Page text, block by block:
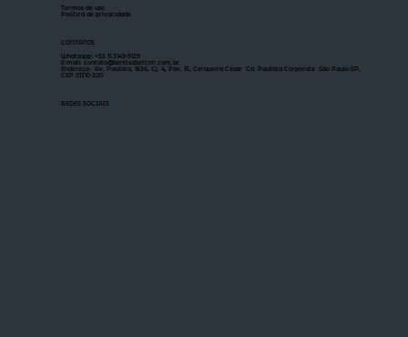
Termos de uso
Política de privacidade
CONTATOS
Whatsapp: +55 11 3149-9129
E-mail: contato@benitesbettim.com.br
Endereço: Av. Paulista, 1636, Cj. 4, Pav. 15, Cerqueira César Cd. Paulista Corporate São Paulo-SP,
CEP 01310-200
REDES SOCIAIS